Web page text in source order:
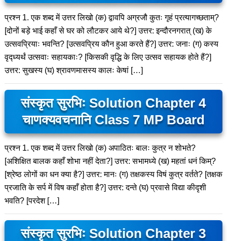
प्रश्न 1. एक शब्द में उत्तर लिखो (क) द्वावपि अग्रजौ कुतः गृहं प्रत्यागच्छताम्?
[दोनों बड़े भाई कहाँ से घर को लौटकर आये थे?] उत्तर: इन्दौरनगरात् (ख) के
उत्सवप्रियाः भवन्ति? [उत्सवप्रिय कौन हुआ करते हैं?] उत्तर: जनाः (ग) कस्य
वृद्ध्यर्थं उत्सवाः सहायकाः? [किसकी वृद्धि के लिए उत्सव सहायक होते हैं?]
उत्तर: सुखस्य (घ) श्रावणमासस्य कालः केषां […]
संस्कृत सुरभिः Solution Chapter 4
चाणक्यवचनानि Class 7 MP Board
प्रश्न 1. एक शब्द में उत्तर लिखो (क) अपाठितः बालः कुत्र न शोभते?
[अशिक्षित बालक कहाँ शोभा नहीं देता?] उत्तर: सभामध्ये (ख) महतां धनं किम्?
[श्रेष्ठ लोगों का धन क्या है?] उत्तर: मानः (ग) तक्षकस्य विषं कुत्र वर्तते? [तक्षक
प्रजाति के सर्प में विष कहाँ होता है?] उत्तर: दन्ते (घ) प्रवासे विद्या कीदृशी
भवति? [परदेश […]
संस्कृत सुरभिः Solution Chapter 3